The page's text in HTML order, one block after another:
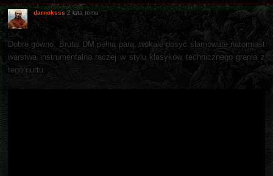
darnoksss 2 lata temu
Dobre gówno. Brutal DM pełną parą, wokale dosyć slamowate natomiast
warstwa instrumentalna raczej w stylu klasyków technicznego grania z
tego nurtu: